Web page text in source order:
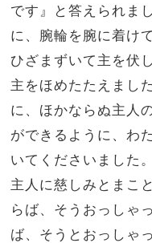
です』と答えられま
に、腕輪を腕に着け
ひざまずいて主を伏
主をほめたたえまし
に、ほかならぬ主人
ができるように、わ
いてくださいました。
主人に慈しみとまこ
らば、そうおっしゃ
ば、そうとおっしゃ